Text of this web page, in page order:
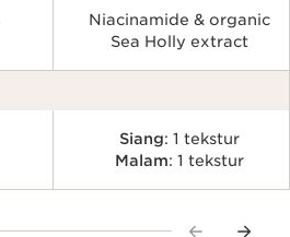
Niacinamide & organic
Sea Holly extract
Siang: 1 tekstur
Malam: 1 tekstur